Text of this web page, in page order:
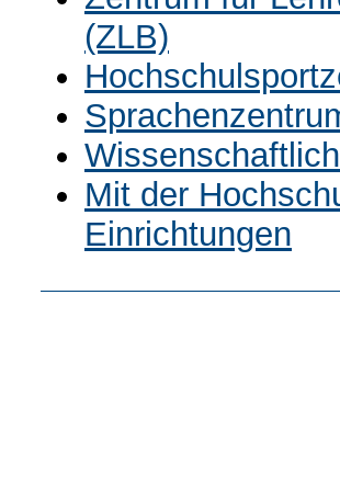
(ZLB)
Mit der
Einrichtungen